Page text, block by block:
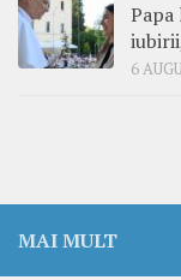
Papa
6
MAI MULT